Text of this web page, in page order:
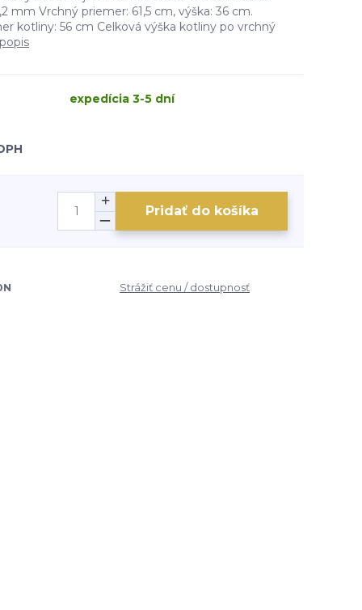
mm Vrchný priemer: 61,5 cm, výška: 36 cm.
kotliny: 56 cm Celková výška kotliny po vrchný
expedícia 3-5 dní
Pridať do košíka
Strážiť cenu / dostupnosť